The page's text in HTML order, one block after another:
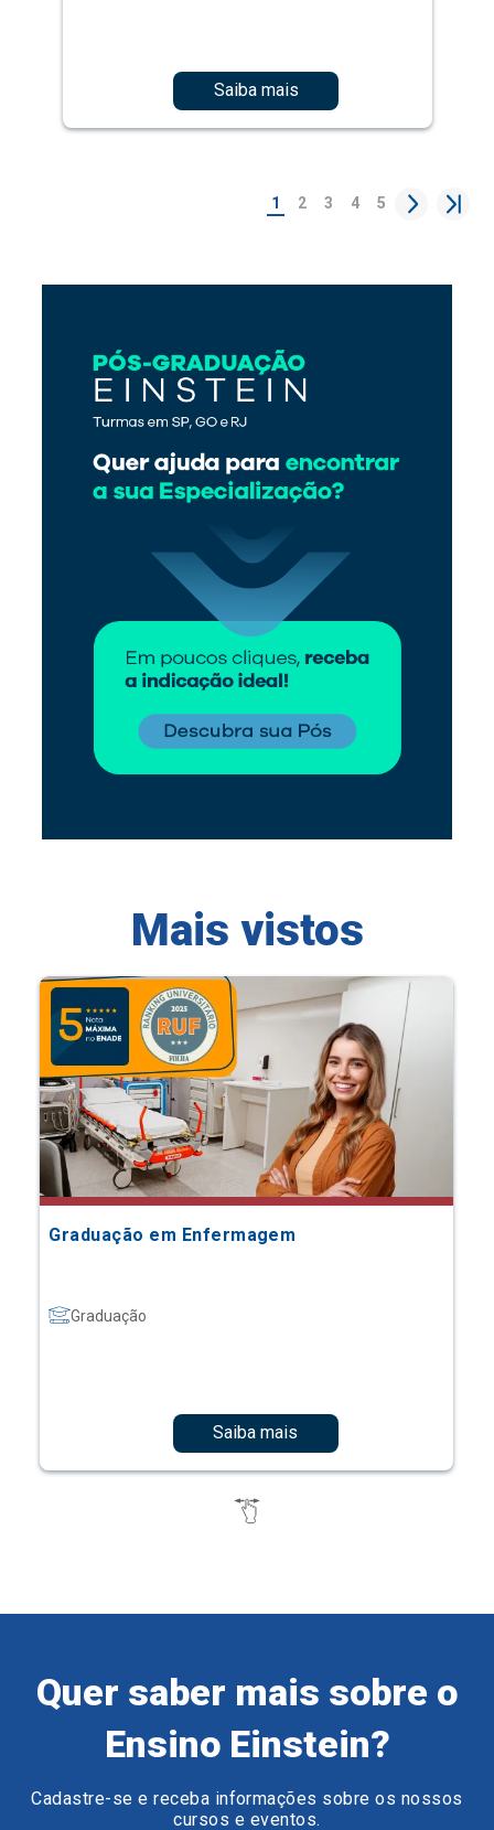
Saiba mais
1 2 3 4 5
Mais vistos
Graduação em Enfermagem
Graduação
Saiba mais
Quer saber mais sobre o
Ensino Einstein?
Cadastre-se e receba informações sobre os nossos
cursos e eventos.